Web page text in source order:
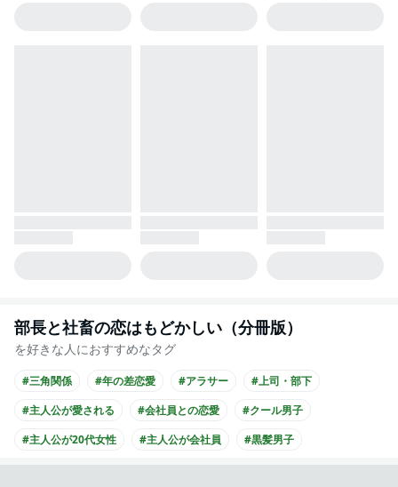
部長と社畜の恋はもどかしい（分冊版）
を好きな人におすすめなタグ
#三角関係 #年の差恋愛 #アラサー
#上司・部下
#主人公が愛される
#会社員との恋愛
#クール男子
#主人公が20代女性
#主人公が会社員 #黒髪男子